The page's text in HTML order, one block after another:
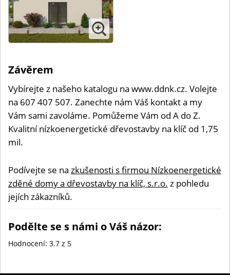
Závěrem
Vybírejte z našeho katalogu na www.ddnk.cz. Volejte
na 607 407 507. Zanechte nám Váš kontakt a my
Vám sami zavoláme. Pomůžeme Vám od A do Z.
Kvalitní nízkoenergetické dřevostavby na klíč od 1,75
mil.
Podívejte se na zkušenosti s firmou Nízkoenergetické
zděné domy a dřevostavby na klíč, s.r.o. z pohledu
jejích zákazníků.
Podělte se s námi o Váš názor:
Hodnocení: 3.7 z 5